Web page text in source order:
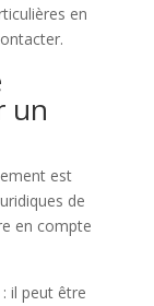
en
un
est
de
en compte
il peut être